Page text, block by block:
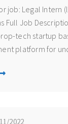
job: Legal Intern
Full Job
tech startup
platform for
2022